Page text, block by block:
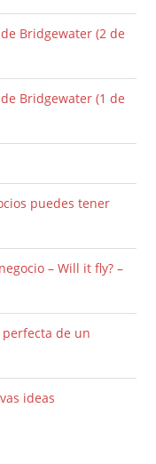
Bridgewater (2 de
Bridgewater (1 de
puedes tener
– Will it fly? –
de un
ideas